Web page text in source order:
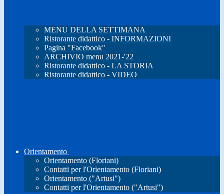
MENU DELLA SETTIMANA
Ristorante didattico - INFORMAZIONI
Pagina "Facebook"
ARCHIVIO menu 2021-'22
Ristorante didattico - LA STORIA
Ristorante didattico - VIDEO
Orientamento
Orientamento (Floriani)
Contatti per l'Orientamento (Floriani)
Orientamento ("Artusi")
Contatti per l'Orientamento ("Artusi")